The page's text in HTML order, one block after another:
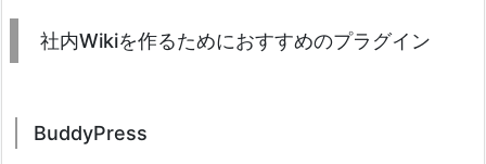
社内Wikiを作るためにおすすめのプラグイン
BuddyPress